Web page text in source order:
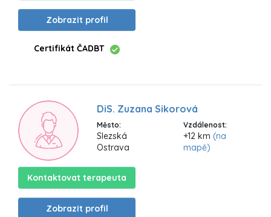
Zobrazit profil
Certifikát ČADBT
DiS. Zuzana Sikorová
Město:
Slezská
Ostrava
Vzdálenost:
+12 km(na
mapě)
Kontaktovat terapeuta
Zobrazit profil